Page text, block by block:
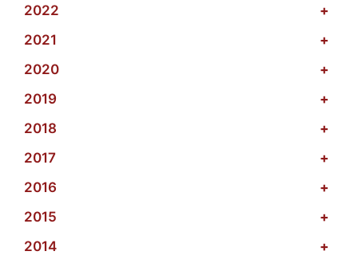
2022
+
2021
+
2020
+
2019
+
2018
+
2017
+
2016
+
2015
+
2014
+